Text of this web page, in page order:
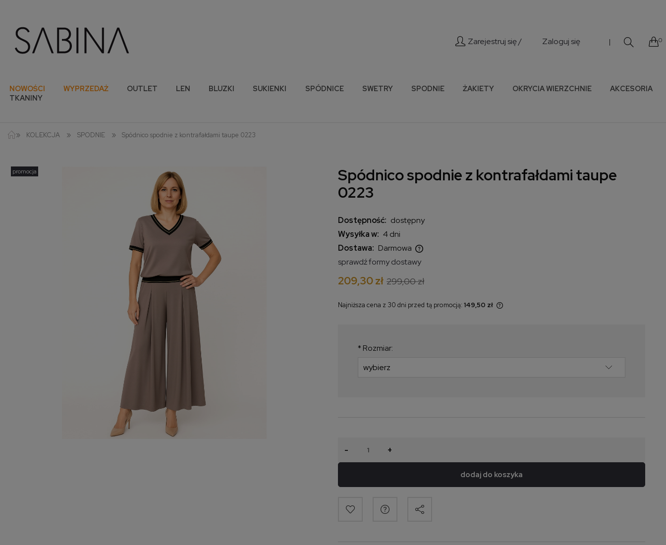
Zarejestruj się / Zaloguj się | 0
NOWOŚCI WYPRZEDAŻ OUTLET LEN BLUZKI SUKIENKI SPÓDNICE SWETRY SPODNIE ŻAKIETY OKRYCIA WIERZCHNIE
AKCESORIA
TKANINY
» KOLEKCJA » SPODNIE » Spódnico spodnie z kontrafałdami taupe 0223
promocja
Spódnico spodnie z kontrafałdami taupe
0223
Dostępność: dostępny
Wysyłka w: 4 dni
Dostawa: Darmowa
kosztów płatności
sprawdź formy dostawy
209,30 zł 299,00 zł
Najniższa cena z 30 dni przed tą promocją: 149,50 zł
najniższa cena od momentu, kiedy
* Rozmiar:
- +
dodaj do koszyka